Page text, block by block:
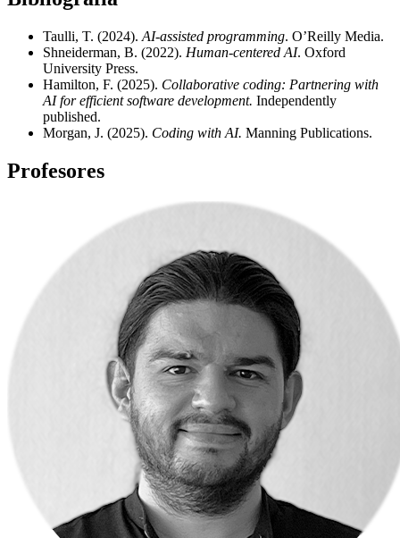
Taulli, T. (2024). AI-assisted programming. O’Reilly Media.
Shneiderman, B. (2022). Human-centered AI. Oxford
University Press.
Hamilton, F. (2025). Collaborative coding: Partnering with
AI for efficient software development. Independently
published.
Morgan, J. (2025). Coding with AI. Manning Publications.
Profesores